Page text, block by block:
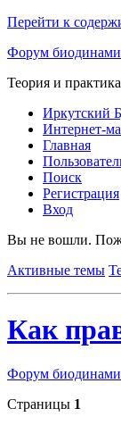
Перейти к
Форум
Теория и
Иркутский
Интернет-
Главная
Поиск
Регистрация
Вход
Вы не вошли.
Активные темы
Как
Форум
Страницы 1